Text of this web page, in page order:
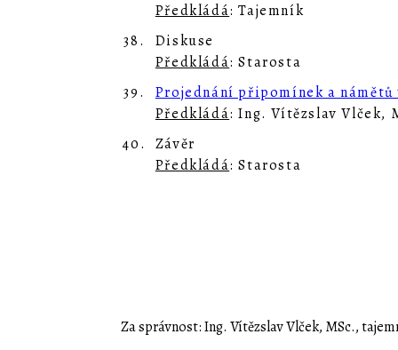
Předkládá: Tajemník
38.
Diskuse
Předkládá: Starosta
39.
Projednání připomínek a námětů
Předkládá: Ing. Vítězslav Vlček,
40.
Závěr
Předkládá: Starosta
Za správnost: Ing. Vítězslav Vlček, MSc.,